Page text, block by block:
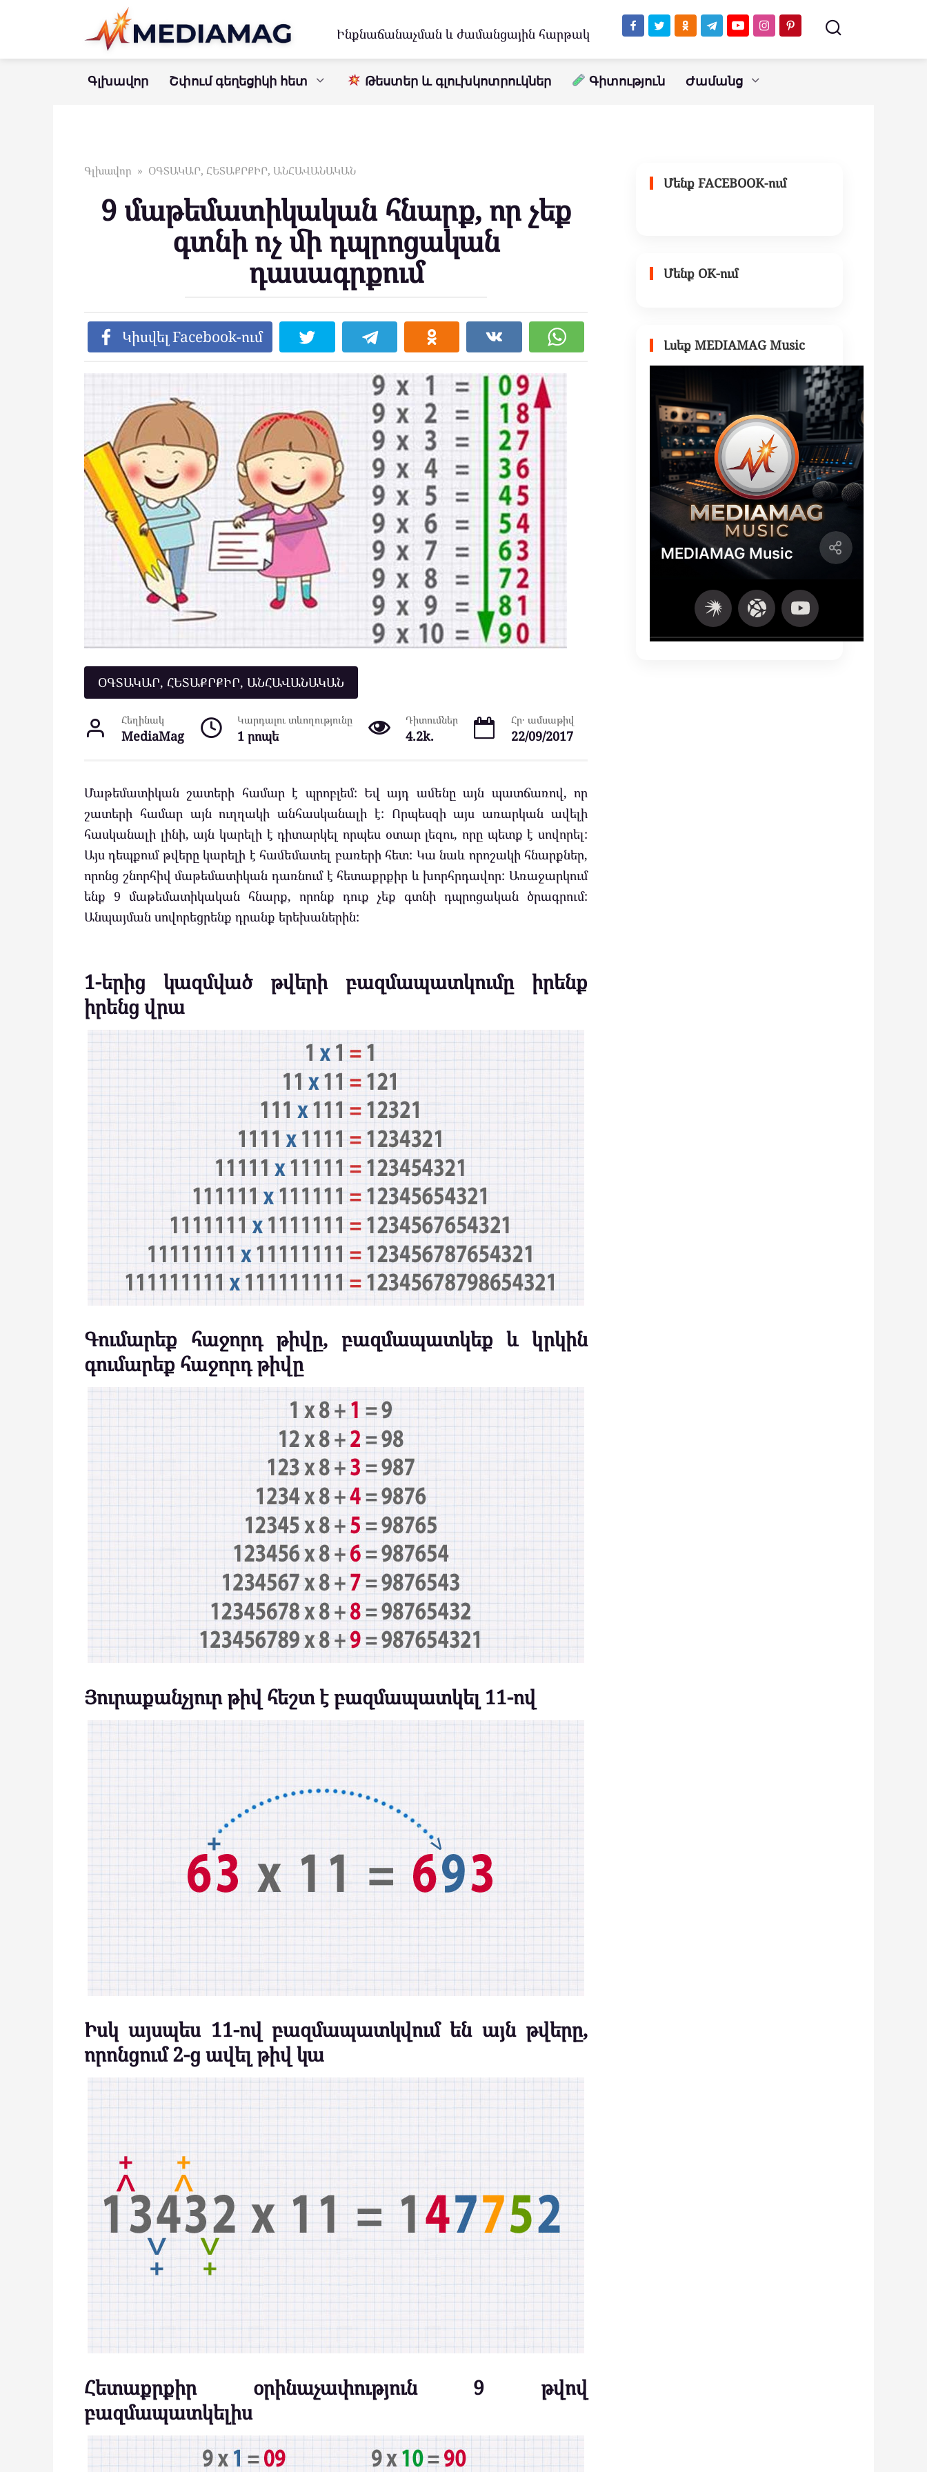
Ինքնաճանաչման և ժամանցային հարթակ
Գլխավոր Շփում գեղեցիկի հետ Թեստեր և գլուխկոտրուկներ Գիտություն Ժամանց
Գլխավոր » ՕԳՏԱԿԱՐ, ՀԵՏԱՔՐՔԻՐ, ԱՆՀԱՎԱՆԱԿԱՆ
9 մաթեմատիկական հնարք, որ չեք
գտնի ոչ մի դպրոցական
դասագրքում
Կիսվել Facebook-ում
ՕԳՏԱԿԱՐ, ՀԵՏԱՔՐՔԻՐ, ԱՆՀԱՎԱՆԱԿԱՆ
Հեղինակ
MediaMag
Կարդալու տևողությունը
1 րոպե
Դիտումներ
4.2k.
Հր․ ամսաթիվ
22/09/2017
Մաթեմատիկան շատերի համար է պրոբլեմ: Եվ այդ ամենը այն պատճառով, որ
շատերի համար այն ուղղակի անհասկանալի է: Որպեսզի այս առարկան ավելի
հասկանալի լինի, այն կարելի է դիտարկել որպես օտար լեզու, որը պետք է սովորել:
Այս դեպքում թվերը կարելի է համեմատել բառերի հետ: Կա նաև որոշակի հնարքներ,
որոնց շնորհիվ մաթեմատիկան դառնում է հետաքրքիր և խորհրդավոր: Առաջարկում
ենք 9 մաթեմատիկական հնարք, որոնք դուք չեք գտնի դպրոցական ծրագրում:
Անպայման սովորեցրենք դրանք երեխաներին:
1-երից կազմված թվերի բազմապատկումը իրենք
իրենց վրա
Գումարեք հաջորդ թիվը, բազմապատկեք և կրկին
գումարեք հաջորդ թիվը
Յուրաքանչյուր թիվ հեշտ է բազմապատկել 11-ով
Իսկ այսպես 11-ով բազմապատկվում են այն թվերը,
որոնցում 2-ց ավել թիվ կա
Հետաքրքիր օրինաչափություն 9 թվով
բազմապատկելիս
Մենք FACEBOOK-ում
Մենք OK-ում
Լսեք MEDIAMAG Music